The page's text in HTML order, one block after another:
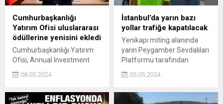
Cumhurbaşkanlığı
Yatırım Ofisi uluslararası
ödüllerine yenisini ekledi
Cumhurbaşkanlığı Yatırım
Ofisi, Annual Investment
Abu Dabide düzenlenen
Ödüllerinde, dünyanın en
08.05.2024
İstanbul’da yarın bazı
yollar trafiğe kapatılacak
Yenikapı miting alanında
yarın Peygamber Sevdalıları
Platformu tarafından
programı nedeniyle saat
kapatılacak yollar ve
05.05.2024